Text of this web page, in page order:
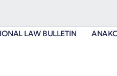
LAW BULLETIN